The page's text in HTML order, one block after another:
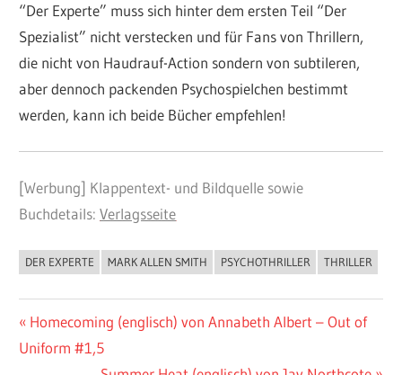
“Der Experte” muss sich hinter dem ersten Teil “Der
Spezialist” nicht verstecken und für Fans von Thrillern,
die nicht von Haudrauf-Action sondern von subtileren,
aber dennoch packenden Psychospielchen bestimmt
werden, kann ich beide Bücher empfehlen!
[Werbung] Klappentext- und Bildquelle sowie
Buchdetails:Verlagsseite
BUCHIGES
DER EXPERTE MARK ALLEN SMITH PSYCHOTHRILLER THRILLER
Beitragsnavigation
Vorheriger
Beitrag:
Homecoming (englisch) von Annabeth Albert – Out of
Uniform #1,5